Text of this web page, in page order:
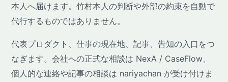
本人へ届けます。竹村本人の判断や外部の約束を自動で
代行するものではありません。
代表プロダクト、仕事の現在地、記事、告知の入口をつ
なぎます。会社への正式な相談は NexA / CaseFlow、
個人的な連絡や記事の相談は nariyachan が受け付けま